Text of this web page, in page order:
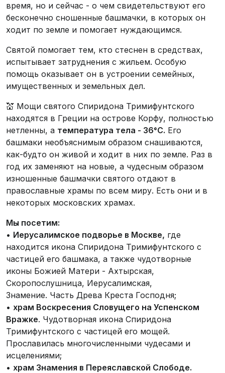
время, но и сейчас - о чем свидетельствуют его
бесконечно сношенные башмачки, в которых он
ходит по земле и помогает нуждающимся.
Святой помогает тем, кто стеснен в средствах,
испытывает затруднения с жильем. Особую
помощь оказывает он в устроении семейных,
имущественных и земельных дел.
💒 Мощи святого Спиридона Тримифунтского
находятся в Греции на острове Корфу, полностью
нетленны, а температура тела - 36°С. Его
башмаки необъяснимым образом снашиваются,
как-будто он живой и ходит в них по земле. Раз в
год их заменяют на новые, а чудесным образом
изношенные башмачки святого отдают в
православные храмы по всем миру. Есть они и в
некоторых московских храмах.
Мы посетим:
• Иерусалимское подворье в Москве, где
находится икона Спиридона Тримифунтского с
частицей его башмака, а также чудотворные
иконы Божией Матери - Ахтырская,
Скоропослушница, Иерусалимская,
Знамение. Часть Древа Креста Господня;
• храм Воскресения Словущего на Успенском
Вражке. Чудотворная икона Спиридона
Тримифунтского с частицей его мощей.
Прославилась многочисленными чудесами и
исцелениями;
• храм Знамения в Переяславской Слободе.